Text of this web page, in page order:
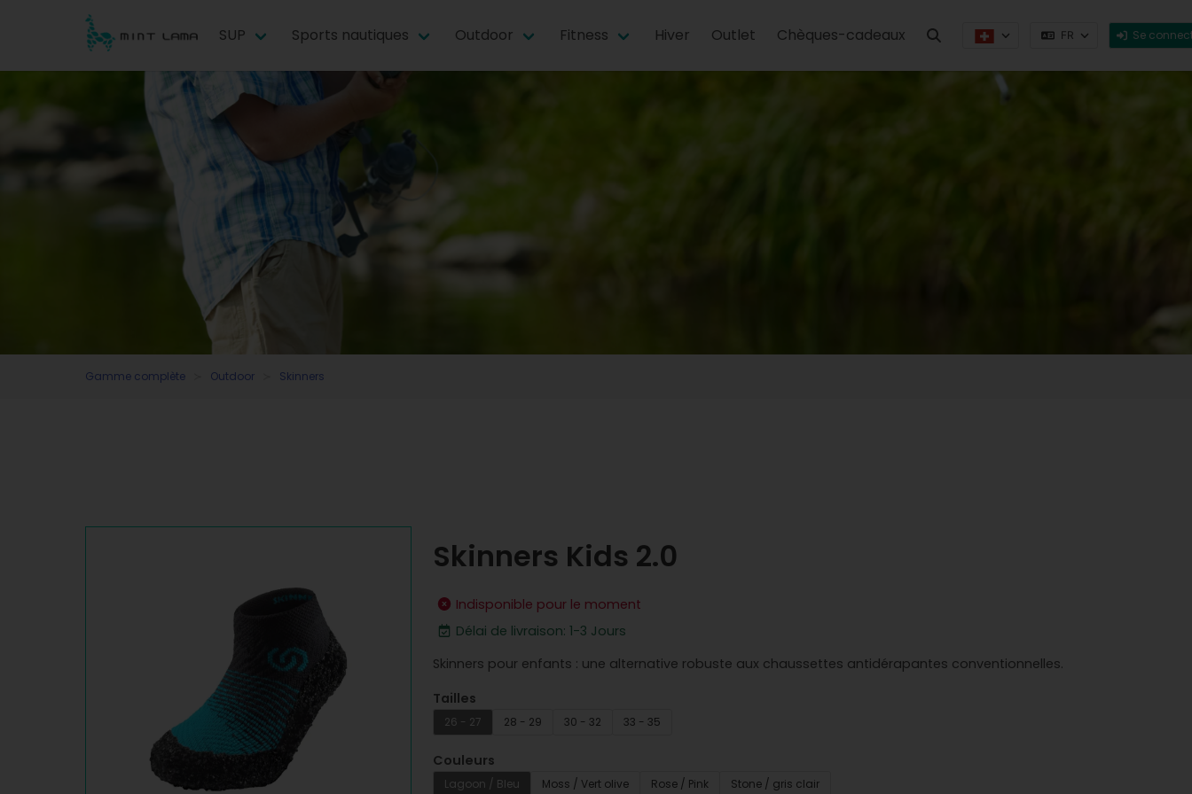
SUP Sports nautiques Outdoor Fitness Hiver Outlet Chèques-cadeaux FR Se
Gamme complète Outdoor Skinners
Skinners Kids 2.0
Indisponible pour le moment
Délai de livraison: 1-3 Jours
Skinners pour enfants : une alternative robuste aux chaussettes antidérapantes conventionnelles.
Tailles
26 - 27 28 - 29 30 - 32 33 - 35
Couleurs
Lagoon / Bleu Moss / Vert olive Rose / Pink Stone / gris clair